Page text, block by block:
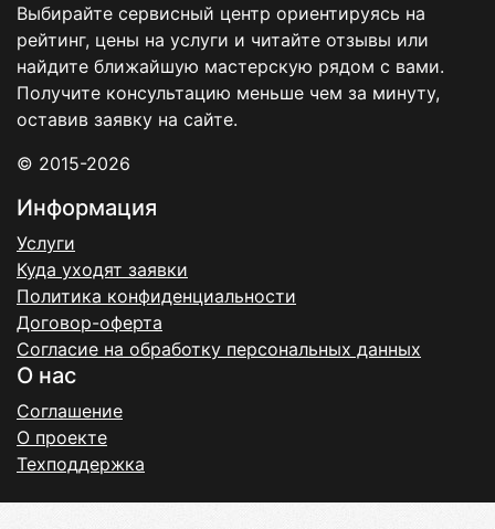
Выбирайте сервисный центр ориентируясь на
рейтинг, цены на услуги и читайте отзывы или
найдите ближайшую мастерскую рядом с вами.
Получите консультацию меньше чем за минуту,
оставив заявку на сайте.
© 2015-2026
Информация
Услуги
Куда уходят заявки
Политика конфиденциальности
Договор-оферта
Согласие на обработку персональных данных
О нас
Соглашение
О проекте
Техподдержка